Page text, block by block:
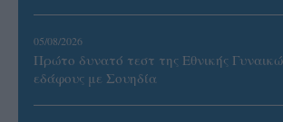
05/08/2026
Πρώτο δυνατό τεστ της Εθνικής
εδάφους με Σουηδία